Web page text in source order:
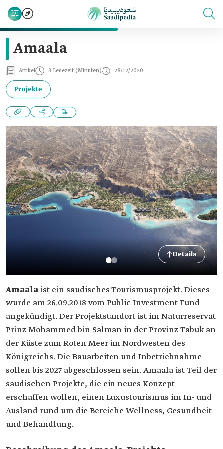
Amaala
Artikel 3 Lesezeit (Minuten) 28/12/2020
Projekte
Details
Amaala ist ein saudisches Tourismusprojekt. Dieses
wurde am 26.09.2018 vom Public Investment Fund
angekündigt. Der Projektstandort ist im Naturreservat
Prinz Mohammed bin Salman in der Provinz Tabuk an
der Küste zum Roten Meer im Nordwesten des
Königreichs. Die Bauarbeiten und Inbetriebnahme
sollen bis 2027 abgeschlossen sein. Amaala ist Teil der
saudischen Projekte, die ein neues Konzept
erschaffen wollen, einen Luxustourismus im In- und
Ausland rund um die Bereiche Wellness, Gesundheit
und Behandlung.